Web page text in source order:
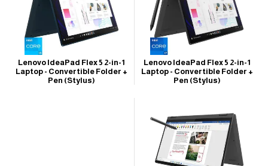
Lenovo IdeaPad Flex 5 2-in-1
Laptop - Convertible Folder +
Pen (Stylus)
Lenovo IdeaPad Flex 5 2-in-1
Laptop - Convertible Folder +
Pen (Stylus)